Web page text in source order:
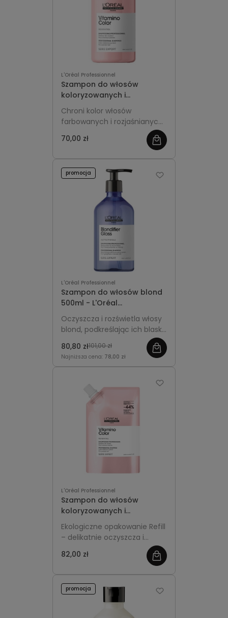
L'Oréal Professionnel
Szampon do włosów
koloryzowanych i
rozjaśnianych 300ml L'Oréal
Professionnel Vitamino
Color
Chroni kolor włosów
farbowanych i rozjaśnianych,
zapobiega blaknięciu i nadaje
intensywny blask. Delikatnie
ich zdrowy wygląd na dłużej.
70,00 zł
L'Oréal Professionnel
Szampon do włosów blond
500ml - L'Oréal
Professionnel Blondifier
Gloss
Oczyszcza i rozświetla włosy
blond, podkreślając ich blask i
ekonomiczna pojemność
idealna do regularnej
80,80 zł101,00 zł
Najniższa cena: 78,00 zł
promocja
L'Oréal Professionnel
Szampon do włosów
koloryzowanych i
rozjaśnianych Refill 1000ml
L'Oréal Professionnel
Vitamino Color
Ekologiczne opakowanie Refill
– delikatnie oczyszcza i
farbowanych oraz
utrzymuje intensywność
odcienia, jednocześnie
dbając o regenerację i
82,00 zł
promocja